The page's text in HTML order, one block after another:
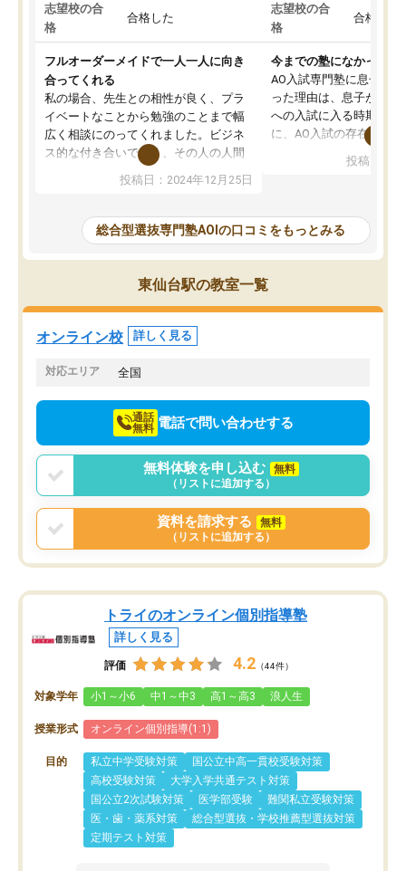
志望校の合
格
合格した
フルオーダーメイドで一人一人に向き
合ってくれる
私の場合、先生との相性が良く、プラ
イベートなことから勉強のことまで幅
広く相談にのってくれました。ビジネ
ス的な付き合いでなく、その人の人間
性までを適切に把握し、むきあってい
るなぁと強く感じることできました。
と相談すると、他の先生も紹介してく
ださり、客観的なアドバイスもいただ
くことができました（志望理由・自己
PR等の添削において）。そして、なに
より自習室が解放されている点がよか
ったです。友達と好きな時間に自習
し、お互いを高めあえる環境がありま
投稿日：2024年12月25日
志望校の合
格
合格した
今までの塾になかった
AO入試専門塾に息子を
った理由は、息子が高校
への入試に入る時期に差
に、AO入試の存在を息
たことから、AOIに入塾
で、AO入試を改めて知
それに対しての具体的な
ことでした。更に子供の
けてらっしゃいますので
投稿日：
総合型選抜専門塾AOIの口コミをもっとみる
東仙台駅の教室一覧
オンライン校 詳しく見る
対応エリア 全国
通話
無料 電話で問い合わせする
無料体験を申し込む
無料
（リストに追加する）
資料を請求する
無料
（リストに追加する）
トライのオンライン個別指導塾
詳しく見る
評価 4.2 （44件）
対象学年 小1～小6 中1～中3 高1～高3 浪人生
授業形式 オンライン個別指導(1:1)
目的 私立中学受験対策
国公立中高一貫校受験対策
高校受験対策
大学入学共通テスト対策
国公立2次試験対策
医学部受験
難関私立受験対策
医・歯・薬系対策
総合型選抜・学校推薦型選抜対策
定期テスト対策